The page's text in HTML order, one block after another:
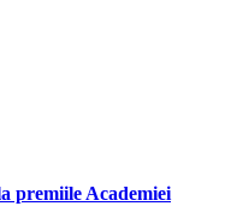
premiile Academiei